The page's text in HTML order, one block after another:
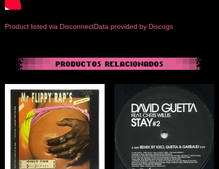
Product listed via DisconnectData provided by Discogs